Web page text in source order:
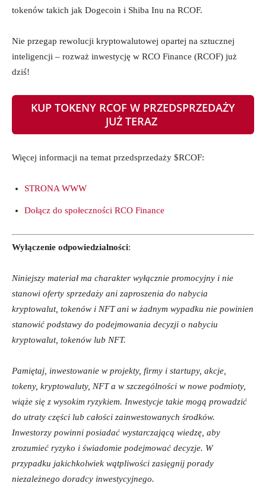
tokenów takich jak Dogecoin i Shiba Inu na RCOF.
Nie przegap rewolucji kryptowalutowej opartej na sztucznej
inteligencji – rozważ inwestycję w RCO Finance (RCOF) już
dziś!
KUP TOKENY RCOF W PRZEDSPRZEDAŻY
JUŻ TERAZ
Więcej informacji na temat przedsprzedaży $RCOF:
STRONA WWW
Dołącz do społeczności RCO Finance
Wyłączenie odpowiedzialności:
Niniejszy materiał ma charakter wyłącznie promocyjny i nie
stanowi oferty sprzedaży ani zaproszenia do nabycia
kryptowalut, tokenów i NFT ani w żadnym wypadku nie powinien
stanowić podstawy do podejmowania decyzji o nabyciu
kryptowalut, tokenów lub NFT.
Pamiętaj, inwestowanie w projekty, firmy i startupy, akcje,
tokeny, kryptowaluty, NFT a w szczególności w nowe podmioty,
wiąże się z wysokim ryzykiem. Inwestycje takie mogą prowadzić
do utraty części lub całości zainwestowanych środków.
Inwestorzy powinni posiadać wystarczającą wiedzę, aby
zrozumieć ryzyko i świadomie podejmować decyzje. W
przypadku jakichkolwiek wątpliwości zasięgnij porady
niezależnego doradcy inwestycyjnego.